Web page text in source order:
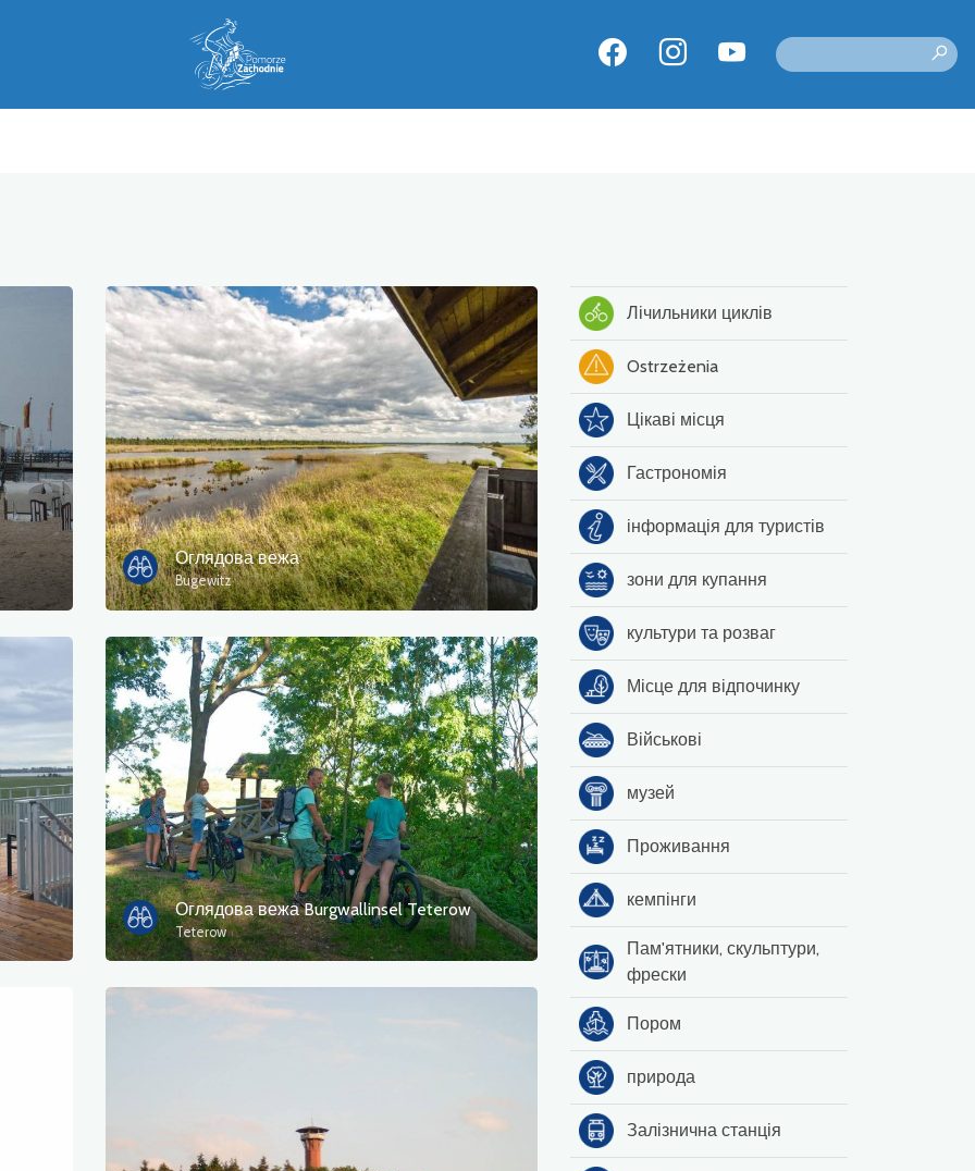
Оглядова вежа
Bugewitz
Оглядова вежа Burgwallinsel Teterow
Teterow
Лічильники циклів
Ostrzeżenia
Цікаві місця
Гастрономія
інформація для туристів
зони для купання
культури та розваг
Місце для відпочинку
Військові
музей
Проживання
кемпінги
Пам'ятники, скульптури,
фрески
Пором
природа
Залізнична станція